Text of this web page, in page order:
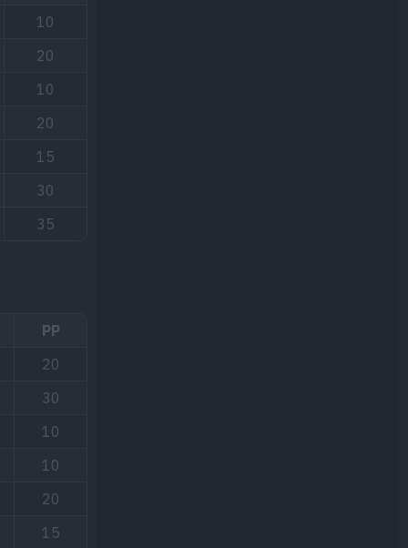
10
20
10
20
15
30
35
PP
20
30
10
10
20
15